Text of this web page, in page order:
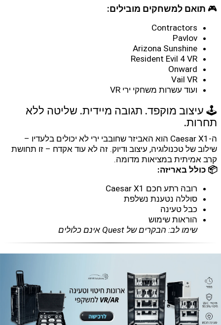
🎮 תואם למשחקים מובילים:
Contractors
Pavlov
Arizona Sunshine
Resident Evil 4 VR
Onward
Vail VR
ועוד עשרות משחקי ירי VR
🕹️ עיצוב מוקפד. תגובה מיידית. שליטה ללא
תחרות.
ה-Caesar X1 הוא האביזר שחובבי ירי לא יכולים בלעדיו –
שילוב של טכנולוגיה, עיצוב ודיוק. זה לא עוד אקדח – זו תחושת
קרב אמיתית במציאות מדומה.
📦 כולל באריזה:
רובה רתע חכם Caesar X1
סוללה נטענת נשלפת
כבל טעינה
הוראות שימוש
שימו לב: הבקרים של Quest אינם כלולים